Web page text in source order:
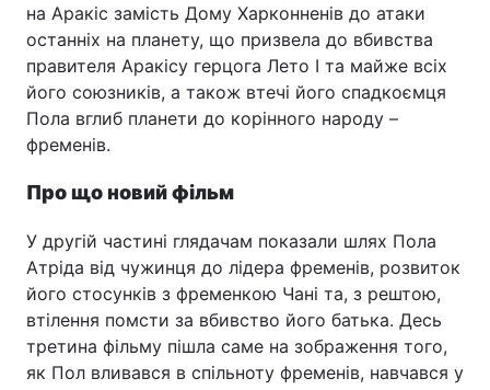
на Аракіс замість Дому Харконненів до атаки
останніх на планету, що призвела до вбивства
правителя Аракісу герцога Лето I та майже всіх
його союзників, а також втечі його спадкоємця
Пола вглиб планети до корінного народу –
фременів.
Про що новий фільм
У другій частині глядачам показали шлях Пола
Атріда від чужинця до лідера фременів, розвиток
його стосунків з фременкою Чані та, з рештою,
втілення помсти за вбивство його батька. Десь
третина фільму пішла саме на зображення того,
як Пол вливався в спільноту фременів, навчався у